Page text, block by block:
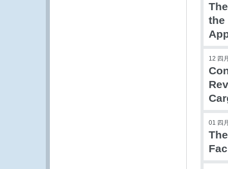
the
12 四
01 四